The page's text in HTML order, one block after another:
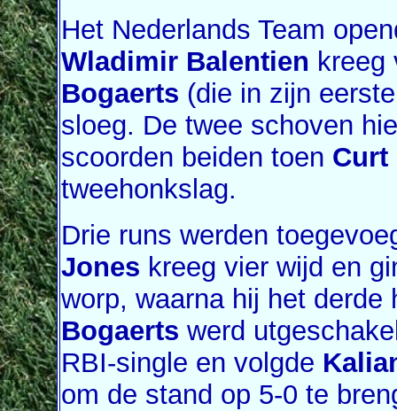
Het Nederlands Team
Wladimir Balentien
Bogaerts (die in zijn
sloeg. De twee schoven
scoorden beiden toen Curt
tweehonkslag.
Drie runs werden
Jones kreeg vier wijd en
worp, waarna hij het
Bogaerts werd
RBI-single en volgde
om de stand op 5-0 te